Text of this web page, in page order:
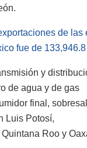
de las
fue de 133,946.8
y
de agua y de gas
final,
Luis Potosí,
Roo y